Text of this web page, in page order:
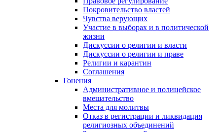
Покровительство властей
Чувства верующих
Участие в выборах и в политической
жизни
Дискуссии о религии и власти
Дискуссии о религии и праве
Религии и карантин
Соглашения
Гонения
Административное и полицейское
вмешательство
Места для молитвы
Отказ в регистрации и ликвидация
религиозных объединений